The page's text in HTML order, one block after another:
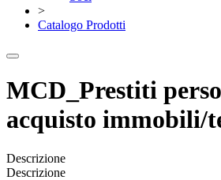
>
Catalogo Prodotti
MCD_Prestiti
acquisto immobili/
Descrizione
Descrizione